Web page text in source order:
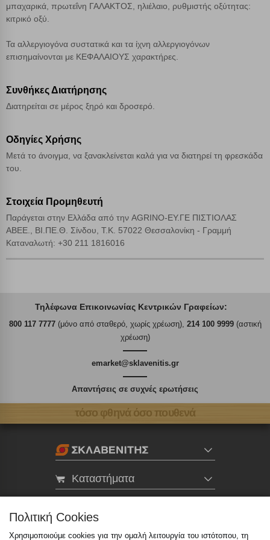
μπαχαρικά, πρωτεΐνη ΓΑΛΑΚΤΟΣ, ηλιέλαιο, ρυθμιστής οξύτητας:
κιτρικό οξύ.
Τα αλλεργιογόνα συστατικά και τα ίχνη αλλεργιογόνων
επισημαίνονται με ΚΕΦΑΛΑΙΟΥΣ χαρακτήρες.
Συνθήκες Διατήρησης
Διατηρείται σε μέρος ξηρό και δροσερό.
Οδηγίες Χρήσης
Μετά το άνοιγμα, να ξανακλείνεται καλά για να διατηρεί τη φρεσκάδα
του.
Στοιχεία Προμηθευτή
Παράγεται στην Ελλάδα από την AGRINO-ΕΥ.ΓΕ ΠΙΣΤΙΟΛΑΣ
ΑΒΕΕ., ΒΙ.ΠΕ.Θ. Σίνδου, Τ.Κ. 57022 Θεσσαλονίκη - Γραμμή
Καταναλωτή: +30 211 1816016
Τηλέφωνα Επικοινωνίας Κεντρικών Γραφείων:
800 117 7777(μόνο από σταθερό, χωρίς χρέωση), 214 100 9999(αστική
χρέωση)
emarket@sklavenitis.gr
Απαντήσεις σε συχνές ερωτήσεις
τόσο φθηνά όσο πουθενά
Καταστήματα
Πολιτική Cookies
Χρησιμοποιούμε cookies για την ομαλή λειτουργία του ιστότοπου, τη
Απόρριψη όλων
Αποδοχή όλων